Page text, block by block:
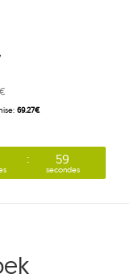
69.27€
59
secondes